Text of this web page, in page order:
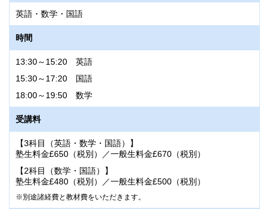
英語・数学・国語
時間
13:30～15:20 英語
15:30～17:20 国語
18:00～19:50 数学
受講料
【3科目（英語・数学・国語）】
塾生料金£650（税別）／一般生料金£670（税別）
【2科目（数学・国語）】
塾生料金£480（税別）／一般生料金£500（税別）
別途諸経費と教材費をいただきます。